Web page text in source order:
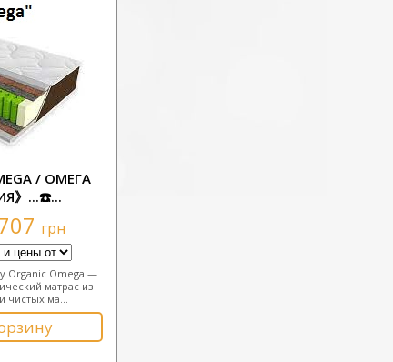
/ ОМЕГА
》...☎️...
грн
Organic Omega —
матрас из
чистых ма...